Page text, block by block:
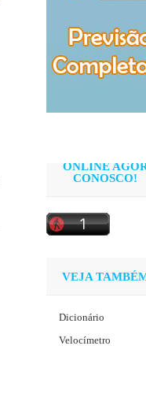
ONLINE
CONOSCO!
VEJA
Dicionário
Velocímetro